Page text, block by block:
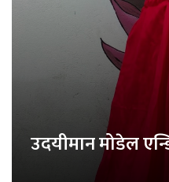
उदयीमान मोडेल